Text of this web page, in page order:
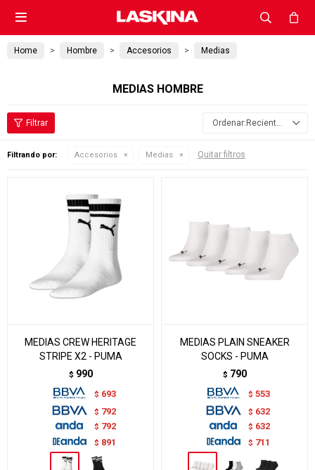

Home Hombre Accesorios Medias
MEDIAS HOMBRE
Recientes
Filtrando por: Accesorios Medias Quitar filtros
MEDIAS CREW HERITAGE
STRIPE X2 - PUMA
$ 990
$ 693
$ 792
$ 792
$ 891
MEDIAS PLAIN SNEAKER
SOCKS - PUMA
$ 790
$ 553
$ 632
$ 632
$ 711